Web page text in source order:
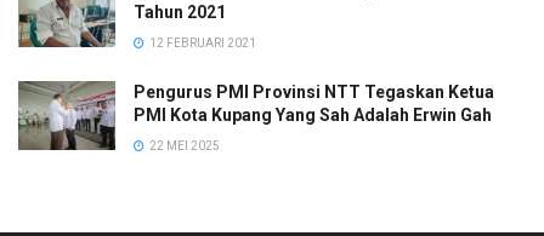
Tahun 2021
12 FEBRUARI 2021
Pengurus PMI Provinsi NTT Tegaskan Ketua
PMI Kota Kupang Yang Sah Adalah Erwin Gah
22 MEI 2025